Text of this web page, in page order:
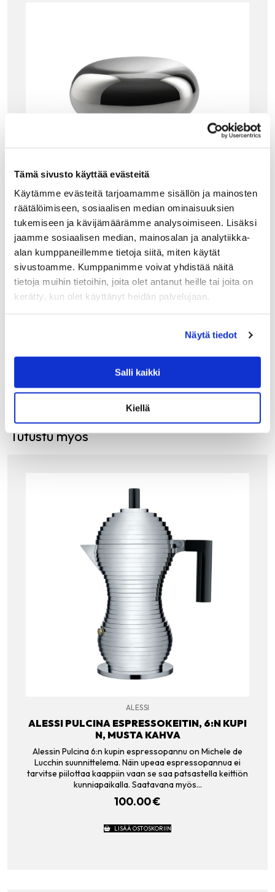
Tämä sivusto käyttää evästeitä
Käytämme evästeitä tarjoamamme sisällön ja mainosten
räätälöimiseen, sosiaalisen median ominaisuuksien
tukemiseen ja kävijämäärämme analysoimiseen. Lisäksi
jaamme sosiaalisen median, mainosalan ja analytiikka-
alan kumppaneillemme tietoja siitä, miten käytät
sivustoamme. Kumppanimme voivat yhdistää näitä
tietoja muihin tietoihin, joita olet antanut heille tai joita on
kerätty, kun olet käyttänyt heidän palvelujaan.
Näytä tiedot
Salli kaikki
Kiellä
ALESSI
ALESSI NOÈ VIINI- JA SHAMPANJAPULLONK
ORKKI
Alessin Noé -sarjan pullonkorkki mukautuu sekä
shampanja- että viinipulloihin. Korkkia pyörittämällä
sisäosa laajenee tehden erikokoisista pulloista tiiviitä.
LISÄÄ OSTOSKORIIN
Tutustu myös
ALESSI
ALESSI PULCINA ESPRESSOKEITIN, 6:N KUPI
N, MUSTA KAHVA
Alessin Pulcina 6:n kupin espressopannu on Michele de
Lucchin suunnittelema. Näin upeaa espressopannua ei
tarvitse piilottaa kaappiin vaan se saa patsastella keittiön
kunniapaikalla. Saatavana myös…
100.00€
LISÄÄ OSTOSKORIIN